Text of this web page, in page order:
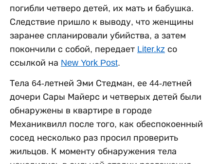
погибли четверо детей, их мать и бабушка.
Следствие пришло к выводу, что женщины
заранее спланировали убийства, а затем
покончили с собой, передает Liter.kz со
ссылкой на New York Post.
Тела 64-летней Эми Стедман, ее 44-летней
дочери Сары Майерс и четверых детей были
обнаружены в квартире в городе
Механиквилл после того, как обеспокоенный
сосед несколько раз просил проверить
жильцов. К моменту обнаружения тела